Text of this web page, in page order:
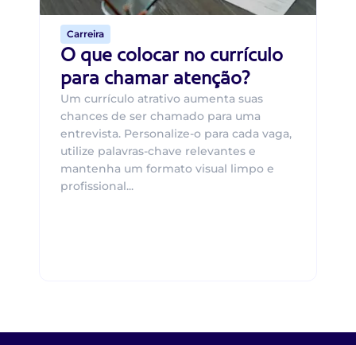
Carreira
O que colocar no currículo
para chamar atenção?
Um currículo atrativo aumenta suas
chances de ser chamado para uma
entrevista. Personalize-o para cada vaga,
utilize palavras-chave relevantes e
mantenha um formato visual limpo e
profissional...